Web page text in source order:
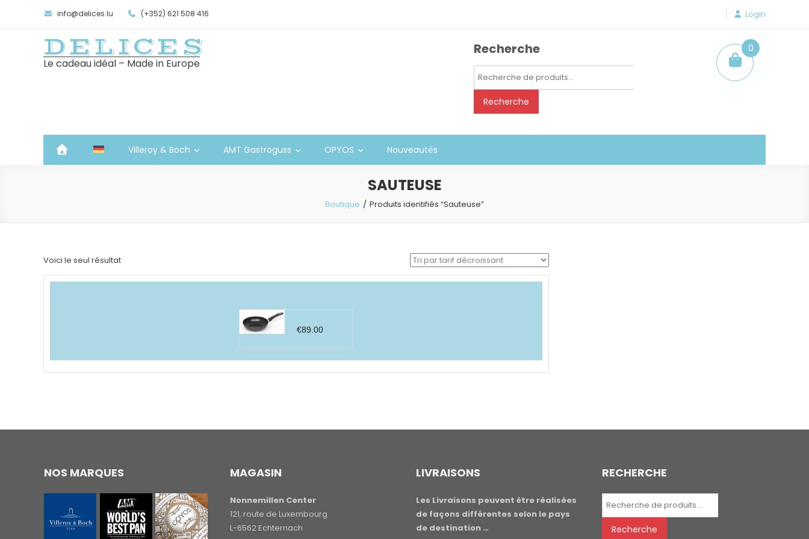
info@delices.lu (+352) 621 508 416 Login
DELICES
Le cadeau idéal – Made in Europe
Recherche
Recherche
Recherche
0
item
Villeroy & Boch AMT Gastroguss OPYOS Nouveautés
SAUTEUSE
Boutique Produits identifiés “Sauteuse”
Voici le seul résultat
€89.00
NOS MARQUES MAGASIN
Nonnemillen Center
121, route de Luxembourg
L-6562 Echternach
LIVRAISONS
Les Livraisons peuvent être réalisées
de façons différentes selon le pays
de destination …
RECHERCHE
Recherche
Recherche